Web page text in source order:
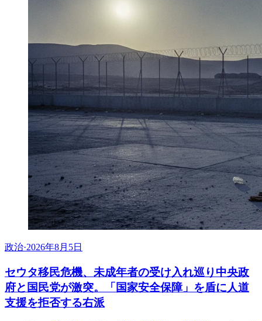
政治·2026年8月5日
セウタ移民危機、未成年者の受け入れ巡り中央政
府と国民党が激突。「国家安全保障」を盾に人道
支援を拒否する右派